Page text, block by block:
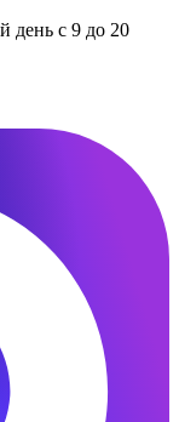
день с 9 до 20